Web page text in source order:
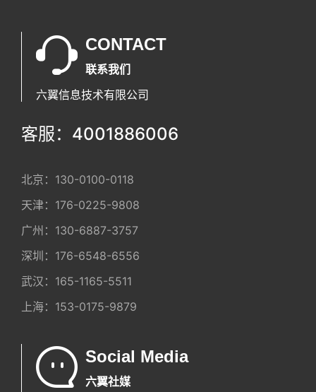
CONTACT
联系我们
六翼信息技术有限公司
客服：4001886006
北京： 130-0100-0118
天津： 176-0225-9808
广州： 130-6887-3757
深圳： 176-6548-6556
武汉： 165-1165-5511
上海： 153-0175-9879
Social Media
六翼社媒